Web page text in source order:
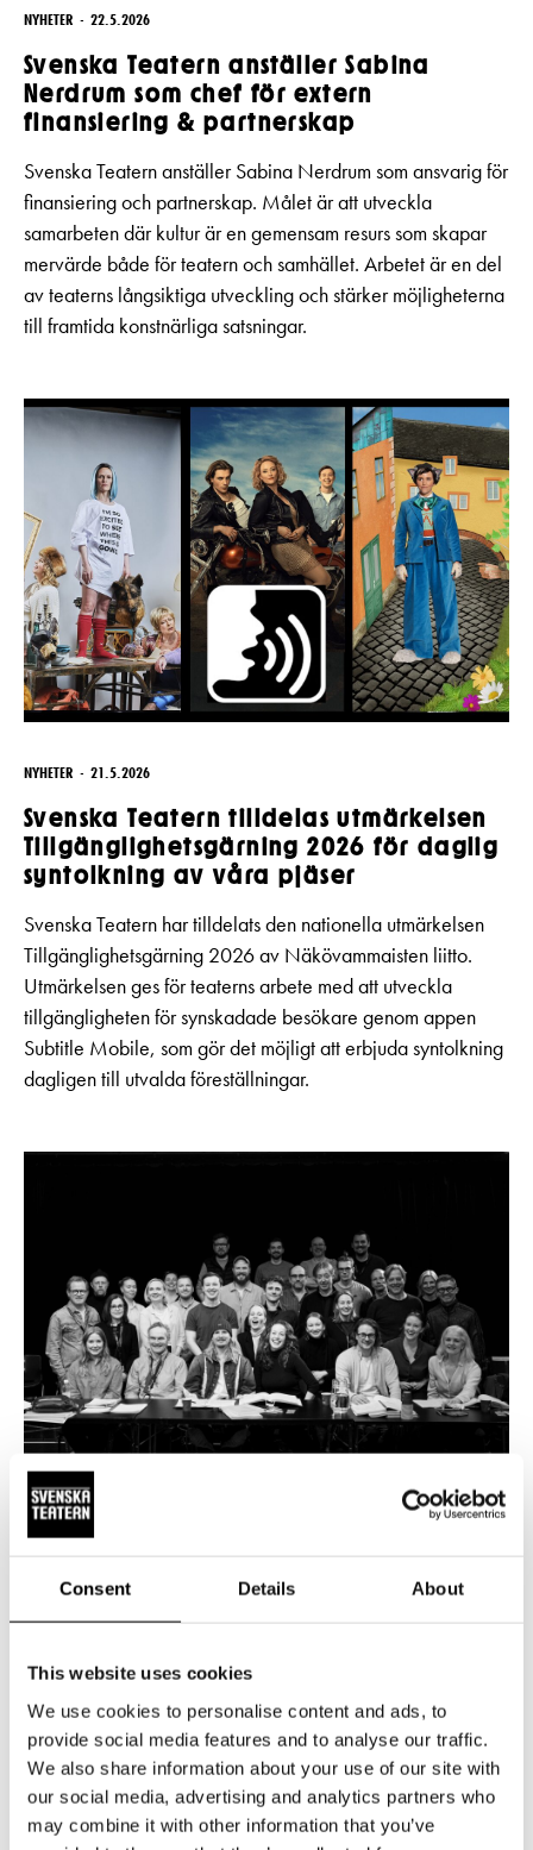
Consent Details About
This website uses cookies
We use cookies to personalise content and ads, to
provide social media features and to analyse our traffic.
We also share information about your use of our site with
our social media, advertising and analytics partners who
may combine it with other information that you’ve
NYHETER 22.5.2026
Svenska Teatern anställer Sabina
Nerdrum som chef för extern
finansiering & partnerskap
Svenska Teatern anställer Sabina Nerdrum som ansvarig för
finansiering och partnerskap. Målet är att utveckla
samarbeten där kultur är en gemensam resurs som skapar
mervärde både för teatern och samhället. Arbetet är en del
av teaterns långsiktiga utveckling och stärker möjligheterna
till framtida konstnärliga satsningar.
NYHETER 21.5.2026
Svenska Teatern tilldelas utmärkelsen
Tillgänglighetsgärning 2026 för daglig
syntolkning av våra pjäser
Svenska Teatern har tilldelats den nationella utmärkelsen
Tillgänglighetsgärning 2026 av Näkövammaisten liitto.
Utmärkelsen ges för teaterns arbete med att utveckla
tillgängligheten för synskadade besökare genom appen
Subtitle Mobile, som gör det möjligt att erbjuda syntolkning
dagligen till utvalda föreställningar.
NYHETER
Änglagård – biljetterna till våren 2027
släpps 19 maj
Intresset för höstens stora musikal Änglagård är enormt.
Hittills har 20 000 biljetter bokats och sålts. Repetitionerna
är i full gång, och glädjen i ensemblen är påtaglig – nu
växer föreställningen fram dag för dag. Änglagård har
premiär den 17 september 2026. Tisdagen den 19.5 kl 12
släpper vi biljetterna till föreställningarna 2027.